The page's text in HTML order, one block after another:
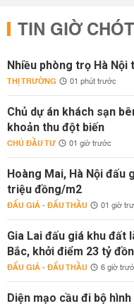
TIN GIỜ CHÓT
Nhiều phòng trọ Hà Nội
THỊ TRƯỜNG 01 phút trước
Chủ dự án khách sạn
khoản thu đột biến
CHỦ ĐẦU TƯ 01 giờ trước
Hoàng Mai, Hà Nội đấu
triệu đồng/m2
ĐẤU GIÁ - ĐẤU THẦU 01 giờ
Gia Lai đấu giá khu đất
Bắc, khởi điểm 23 tỷ
ĐẤU GIÁ - ĐẤU THẦU 6 giờ
Diện mạo cầu đi bộ